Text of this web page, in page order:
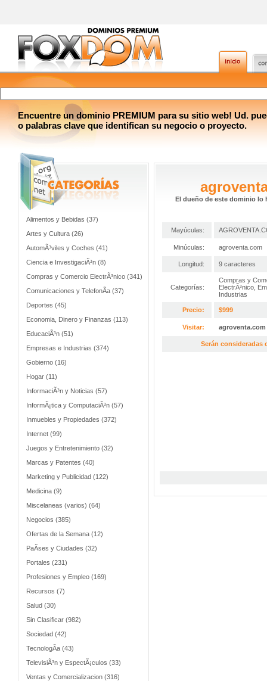
Encuentre un dominio PREMIUM para su sitio web! Ud.
o palabras clave que identifican su negocio o proyecto.
Alimentos y Bebidas (37)
Artes y Cultura (26)
AutomÃ³viles y Coches (41)
Ciencia e InvestigaciÃ³n (8)
Compras y Comercio ElectrÃ³nico (341)
Comunicaciones y TelefonÃ­a (37)
Deportes (45)
Economia, Dinero y Finanzas (113)
EducaciÃ³n (51)
Empresas e Industrias (374)
Gobierno (16)
Hogar (11)
InformaciÃ³n y Noticias (57)
InformÃ¡tica y ComputaciÃ³n (57)
Inmuebles y Propiedades (372)
Internet (99)
Juegos y Entretenimiento (32)
Marcas y Patentes (40)
Marketing y Publicidad (122)
Medicina (9)
Miscelaneas (varios) (64)
Negocios (385)
Ofertas de la Semana (12)
PaÃ­ses y Ciudades (32)
Portales (231)
Profesiones y Empleo (169)
Recursos (7)
Salud (30)
Sin Clasificar (982)
Sociedad (42)
TecnologÃ­a (43)
TelevisiÃ³n y EspectÃ¡culos (33)
Ventas y Comercializacion (316)
El dueño de este dominio lo
Mayúculas:
Minúculas: agroventa.com
Longitud: 9 caracteres
Categorías:
Compras y
ElectrÃ³nico
Industrias
Precio: $999
Visitar: agroventa.com
Serán consideradas